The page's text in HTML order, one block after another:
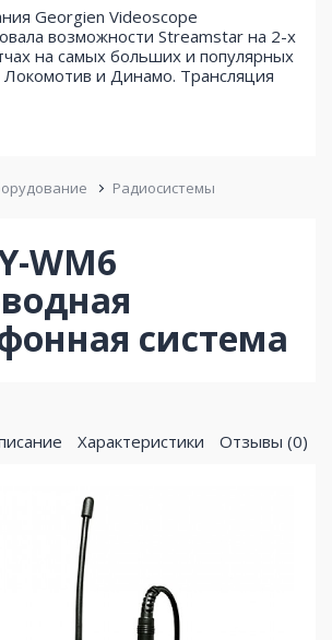
Georgien Videoscope
возможности Streamstar на 2-х
на самых больших и популярных
Локомотив и Динамо. Трансляция
Радиосистемы
WM6
система
Характеристики Отзывы (0)